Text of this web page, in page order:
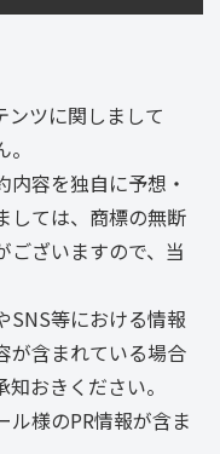
ンツに関しまして
容を独自に予想・
しては、商標の無断
ございますので、当
SNS等における情報
が含まれている場合
おきください。
様のPR情報が含ま